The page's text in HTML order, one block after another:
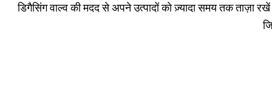
डिगैसिंग वाल्व की मदद से अपने उत्पादों को ज़्यादा समय तक